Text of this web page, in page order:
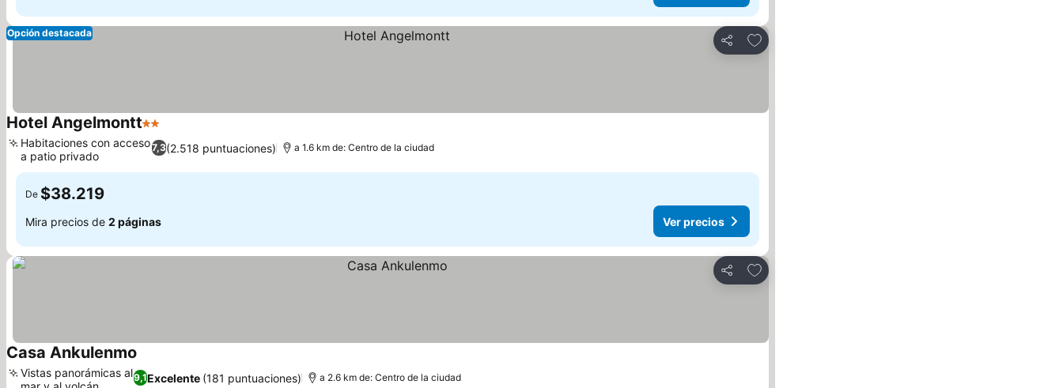
Compartir
Agregar a favoritos
Opción destacada
Hotel Angelmontt2 Estrellas
7,3(2.518 puntuaciones)
Habitaciones con acceso
a patio privado
a 1.6 km de: Centro de la ciudad
De $38.219
Mira precios de 2 páginas Ver precios
Compartir
Agregar a favoritos
Casa Ankulenmo
9,1Excelente (181 puntuaciones)
Vistas panorámicas al
a 2.6 km de: Centro de la ciudad